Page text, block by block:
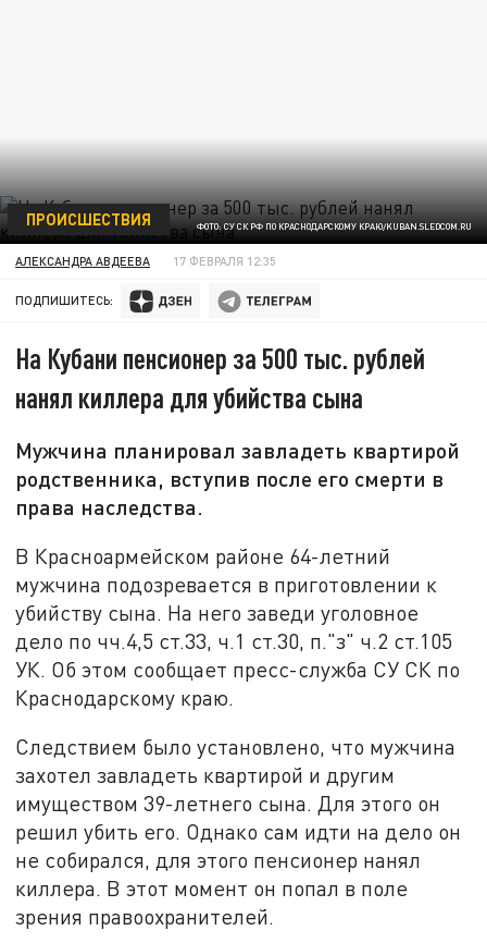
ФОТО: СУ СК РФ ПО КРАСНОДАРСКОМУ КРАЮ/KUBAN.SLEDCOM.RU
ПРОИСШЕСТВИЯ
АЛЕКСАНДРА АВДЕЕВА 17 ФЕВРАЛЯ 12:35
ПОДПИШИТЕСЬ:
На Кубани пенсионер за 500 тыс. рублей
нанял киллера для убийства сына
Мужчина планировал завладеть квартирой
родственника, вступив после его смерти в
права наследства.
В Красноармейском районе 64-летний
мужчина подозревается в приготовлении к
убийству сына. На него заведи уголовное
дело по чч.4,5 ст.33, ч.1 ст.30, п."з" ч.2 ст.105
УК. Об этом сообщает пресс-служба СУ СК по
Краснодарскому краю.
Следствием было установлено, что мужчина
захотел завладеть квартирой и другим
имуществом 39-летнего сына. Для этого он
решил убить его. Однако сам идти на дело он
не собирался, для этого пенсионер нанял
киллера. В этот момент он попал в поле
зрения правоохранителей.